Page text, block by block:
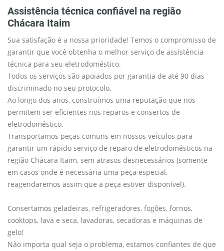
Assistência técnica confiável na região
Chácara Itaim
Sua satisfação é a nossa prioridade! Temos o compromisso de
garantir que você obtenha o melhor serviço de assistência
técnica para seu eletrodoméstico.
Todos os serviços são apoiados por garantia de até 90 dias
discriminado no seu protocolo.
Ao longo dos anos, construímos uma reputação que nos
permitem ser eficientes nos reparos e consertos de
eletrodoméstico.
Transportamos peças comuns em nossos veículos para
garantir um rápido serviço de reparo de eletrodomésticos na
região Chácara Itaim, sem atrasos desnecessários (somente
em casos onde é necessária uma peça especial,
reagendaremos assim que a peça estiver disponível).
Consertamos geladeiras, refrigeradores, fogões, fornos,
cooktops, lava e seca, lavadoras, secadoras e máquinas de
gelo!
Não importa qual seja o problema, estamos confiantes de que